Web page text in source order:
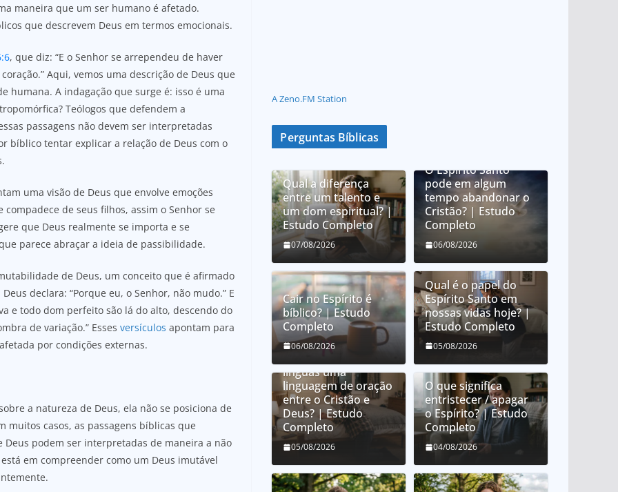
maneira que um ser humano é afetado.
que descrevem Deus em termos emocionais.
, que diz: “E o Senhor se arrependeu de haver
Aqui, vemos uma descrição de Deus que
humana. A indagação que surge é: isso é uma
Teólogos que defendem a
passagens não devem ser interpretadas
bíblico tentar explicar a relação de Deus com o
uma visão de Deus que envolve emoções
compadece de seus filhos, assim o Senhor se
que Deus realmente se importa e se
parece abraçar a ideia de passibilidade.
de Deus, um conceito que é afirmado
Deus declara: “Porque eu, o Senhor, não mudo.” E
e todo dom perfeito são lá do alto, descendo do
de variação.” Esses versículos apontam para
por condições externas.
a natureza de Deus, ela não se posiciona de
muitos casos, as passagens bíblicas que
podem ser interpretadas de maneira a não
em compreender como um Deus imutável
A Zeno.FM Station
Perguntas Bíblicas
Qual a diferença
entre um talento e
um dom espiritual? |
Estudo Completo
07/08/2026
O Espírito Santo
pode em algum
tempo abandonar o
Cristão? | Estudo
Completo
06/08/2026
Cair no Espírito é
bíblico? | Estudo
Completo
06/08/2026
Qual é o papel do
Espírito Santo em
nossas vidas hoje? |
Estudo Completo
05/08/2026
O que é orar em
línguas uma
linguagem de oração
entre o Cristão e
Deus? | Estudo
Completo
05/08/2026
O que significa
entristecer / apagar
o Espírito? | Estudo
Completo
04/08/2026